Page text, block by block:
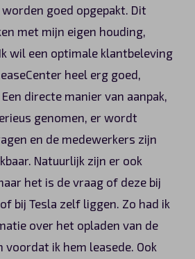
goed opgepakt. Dit
met mijn eigen houding,
wil een optimale klantbeleving
heel erg goed,
directe manier van aanpak,
genomen, er wordt
en de medewerkers zijn
Natuurlijk zijn er ook
het is de vraag of deze bij
bij Tesla zelf liggen. Zo had ik
over het opladen van de
ik hem leasede. Ook